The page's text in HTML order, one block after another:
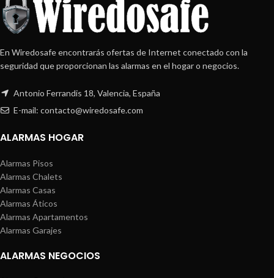
En Wiredosafe encontrarás ofertas de Internet conectado con la
seguridad que proporcionan las alarmas en el hogar o negocios.
Antonio Ferrandis 18, Valencia, España
E-mail: contacto@wiredosafe.com
ALARMAS HOGAR
Alarmas Pisos
Alarmas Chalets
Alarmas Casas
Alarmas Áticos
Alarmas Apartamentos
Alarmas Garajes
ALARMAS NEGOCIOS